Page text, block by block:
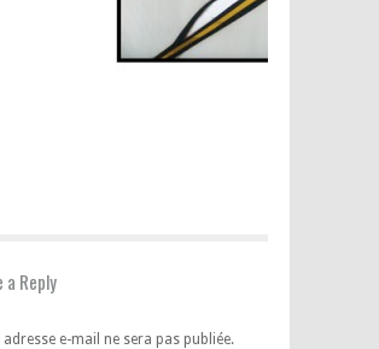
a Reply
e-mail ne sera pas publiée.